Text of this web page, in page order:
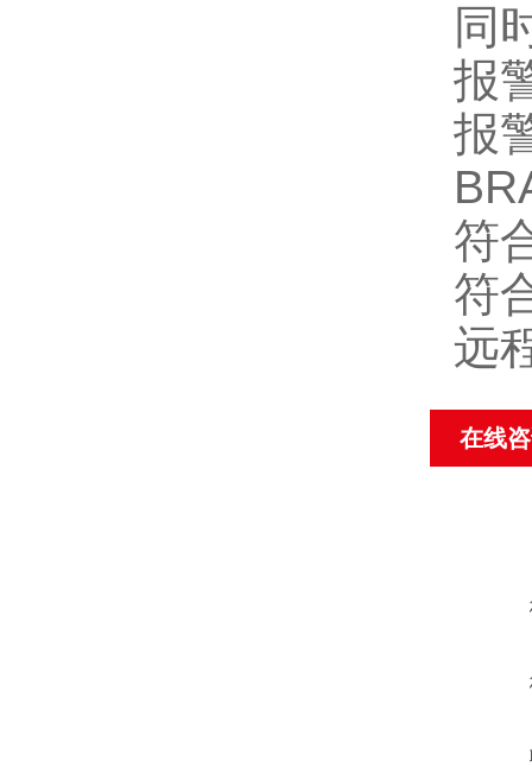
同
报
报
符
符
远
在线